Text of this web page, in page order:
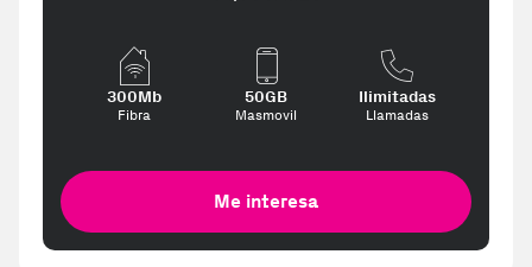
300Mb
Fibra
50GB
Masmovil
Ilimitadas
Llamadas
Me interesa